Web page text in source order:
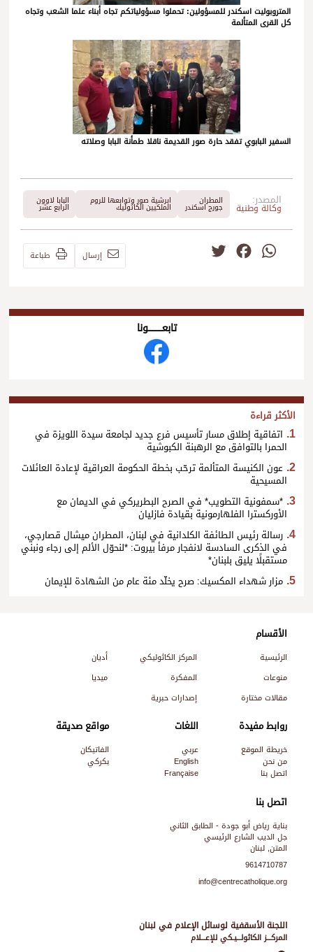
المتروبوليت اسكندر للمسؤولين: تحملوا مسؤولياتكم تجاه أبناء علما الشعب وتجاه
كل القرى المتألمة
السفير البابوي تفقد حارة صور القديمة ناقلا طمأنة البابا وصلاته
المصدر:
وكالة وطنية
المطران
جورج اسكندر
ابرشية صور وتوابعها للروم
الملكيين الكاثوليك
البابا لاوون
الرابع عشر
WhatsApp
Facebook إرسال طباعة
تابعــــــــــونا
الأكثر قراءة
اتفاقية إطلاق مسار تأسيس فرع جديد لجامعة سيدة اللويزة في
الحمرا بالتوافق مع الرهبنة الكبوشية
عون الكنيسة المتألمة ترحّب بخطة الحكومة العراقية لإعادة العائلات
المسيحية
*سمفونية التطويب* في الصرح البطريركي في الديمان مع
الأوركسترا الفلهارمونية بقيادة فازليان
رسالة رئيس الطائفة الكلدانية في لبنان، المطران ميشال قصارجي،
في الذكرى السادسة لانفجار مرفأ بيروت: *لنحوّل الألم إلى رجاء ونبني
مستقبلًا يليق بلبنان*
مزار شهداء المكسيك: صرح يخلّد مئة عام من الشهادة للإيمان
اللجنة الأسقفية لوسائل الإعلام في لبنان
المركـــز الكاثولـــيـكي للإعـــلام
اتصل بنا
بناية رياض أبو جودة - الطابق الثاني
جل الديب الشارع الرئيسي
المتن, لبنان
9614710787
info@centrecatholique.org
الأقسام
الرئيسية المركز الكاثوليكي
أديان
منوعات
المفكرة
ميديا
مقالات مختارة
إصدارات حبرية
روابط مفيدة
خريطة الموقع
من نحن
اتصل بنا
اللغات
عربي
English
Française
مواقع صديقة
الفاتيكان
بكركي